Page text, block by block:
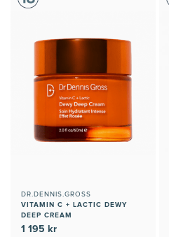
DR.DENNIS.GROSS
VITAMIN C + LACTIC DEWY
DEEP CREAM
1 195 kr